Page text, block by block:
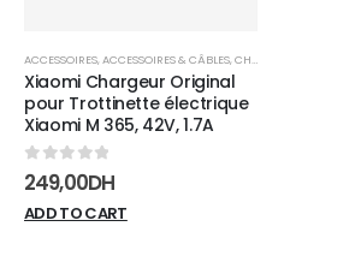
ACCESSOIRES, ACCESSOIRES & CÂBLES,CHARGEURS
Xiaomi Chargeur Original
pour Trottinette électrique
Xiaomi M 365, 42V, 1.7A
0 sur 5
249,00DH
ADD TO CART